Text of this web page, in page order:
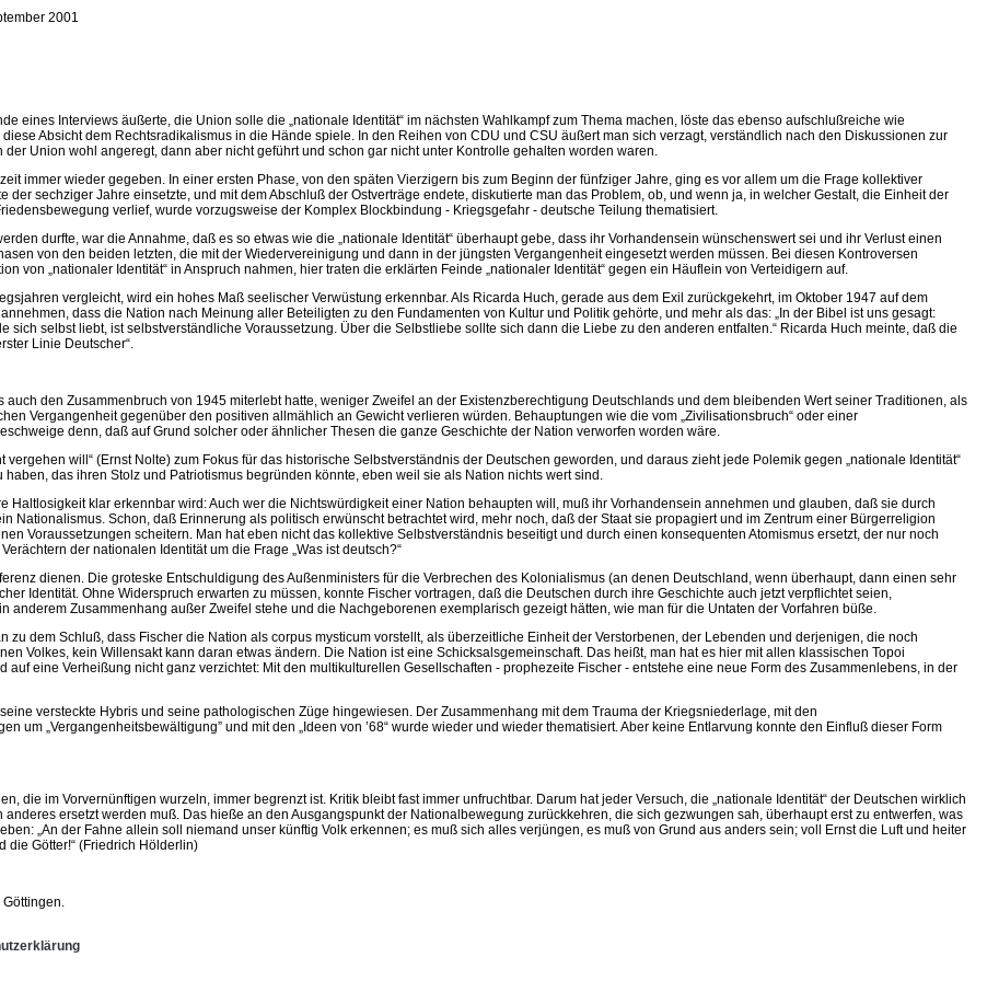
2001
eines Interviews äußerte, die Union solle die „nationale Identität“ im nächsten Wahlkampf zum Thema machen, löste das ebenso aufschlußreiche wie
Absicht dem Rechtsradikalismus in die Hände spiele. In den Reihen von CDU und CSU äußert man sich verzagt, verständlich nach den Diskussionen zur
Union wohl angeregt, dann aber nicht geführt und schon gar nicht unter Kontrolle gehalten worden waren.
immer wieder gegeben. In einer ersten Phase, von den späten Vierzigern bis zum Beginn der fünfziger Jahre, ging es vor allem um die Frage kollektiver
sechziger Jahre einsetzte, und mit dem Abschluß der Ostverträge endete, diskutierte man das Problem, ob, und wenn ja, in welcher Gestalt, die Einheit der
verlief, wurde vorzugsweise der Komplex Blockbindung - Kriegsgefahr - deutsche Teilung thematisiert.
durfte, war die Annahme, daß es so etwas wie die „nationale Identität“ überhaupt gebe, dass ihr Vorhandensein wünschenswert sei und ihr Verlust einen
von den beiden letzten, die mit der Wiedervereinigung und dann in der jüngsten Vergangenheit eingesetzt werden müssen. Bei diesen Kontroversen
von „nationaler Identität“ in Anspruch nahmen, hier traten die erklärten Feinde „nationaler Identität“ gegen ein Häuflein von Verteidigern auf.
vergleicht, wird ein hohes Maß seelischer Verwüstung erkennbar. Als Ricarda Huch, gerade aus dem Exil zurückgekehrt, im Oktober 1947 auf dem
dass die Nation nach Meinung aller Beteiligten zu den Fundamenten von Kultur und Politik gehörte, und mehr als das: „In der Bibel ist uns gesagt:
selbst liebt, ist selbstverständliche Voraussetzung. Über die Selbstliebe sollte sich dann die Liebe zu den anderen entfalten.“ Ricarda Huch meinte, daß die
Linie Deutscher“.
den Zusammenbruch von 1945 miterlebt hatte, weniger Zweifel an der Existenzberechtigung Deutschlands und dem bleibenden Wert seiner Traditionen, als
Vergangenheit gegenüber den positiven allmählich an Gewicht verlieren würden. Behauptungen wie die vom „Zivilisationsbruch“ oder einer
denn, daß auf Grund solcher oder ähnlicher Thesen die ganze Geschichte der Nation verworfen worden wäre.
will“ (Ernst Nolte) zum Fokus für das historische Selbstverständnis der Deutschen geworden, und daraus zieht jede Polemik gegen „nationale Identität“
das ihren Stolz und Patriotismus begründen könnte, eben weil sie als Nation nichts wert sind.
Haltlosigkeit klar erkennbar wird: Auch wer die Nichtswürdigkeit einer Nation behaupten will, muß ihr Vorhandensein annehmen und glauben, daß sie durch
Nationalismus. Schon, daß Erinnerung als politisch erwünscht betrachtet wird, mehr noch, daß der Staat sie propagiert und im Zentrum einer Bürgerreligion
Voraussetzungen scheitern. Man hat eben nicht das kollektive Selbstverständnis beseitigt und durch einen konsequenten Atomismus ersetzt, der nur noch
der nationalen Identität um die Frage „Was ist deutsch?“
dienen. Die groteske Entschuldigung des Außenministers für die Verbrechen des Kolonialismus (an denen Deutschland, wenn überhaupt, dann einen sehr
Identität. Ohne Widerspruch erwarten zu müssen, konnte Fischer vortragen, daß die Deutschen durch ihre Geschichte auch jetzt verpflichtet seien,
Zusammenhang außer Zweifel stehe und die Nachgeborenen exemplarisch gezeigt hätten, wie man für die Untaten der Vorfahren büße.
dem Schluß, dass Fischer die Nation als corpus mysticum vorstellt, als überzeitliche Einheit der Verstorbenen, der Lebenden und derjenigen, die noch
Volkes, kein Willensakt kann daran etwas ändern. Die Nation ist eine Schicksalsgemeinschaft. Das heißt, man hat es hier mit allen klassischen Topoi
auf eine Verheißung nicht ganz verzichtet: Mit den multikulturellen Gesellschaften - prophezeite Fischer - entstehe eine neue Form des Zusammenlebens, in der
versteckte Hybris und seine pathologischen Züge hingewiesen. Der Zusammenhang mit dem Trauma der Kriegsniederlage, mit den
um „Vergangenheitsbewältigung” und mit den „Ideen von ’68“ wurde wieder und wieder thematisiert. Aber keine Entlarvung konnte den Einfluß dieser Form
die im Vorvernünftigen wurzeln, immer begrenzt ist. Kritik bleibt fast immer unfruchtbar. Darum hat jeder Versuch, die „nationale Identität“ der Deutschen wirklich
ersetzt werden muß. Das hieße an den Ausgangspunkt der Nationalbewegung zurückkehren, die sich gezwungen sah, überhaupt erst zu entwerfen, was
„An der Fahne allein soll niemand unser künftig Volk erkennen; es muß sich alles verjüngen, es muß von Grund aus anders sein; voll Ernst die Luft und heiter
die Götter!“ (Friedrich Hölderlin)